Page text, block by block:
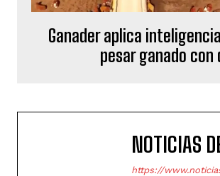
Ganader aplica
pesar ganado con
NOTICIAS
https://